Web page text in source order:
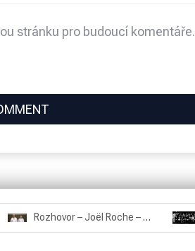
stránku pro budoucí komentáře.
Rozhovor – Joël Roche – 12.4.2025 – Praha, Karlín